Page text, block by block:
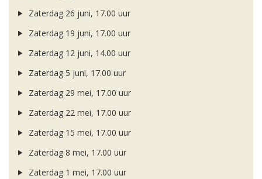
Zaterdag 26 juni, 17.00 uur
Zaterdag 19 juni, 17.00 uur
Zaterdag 12 juni, 14.00 uur
Zaterdag 5 juni, 17.00 uur
Zaterdag 29 mei, 17.00 uur
Zaterdag 22 mei, 17.00 uur
Zaterdag 15 mei, 17.00 uur
Zaterdag 8 mei, 17.00 uur
Zaterdag 1 mei, 17.00 uur